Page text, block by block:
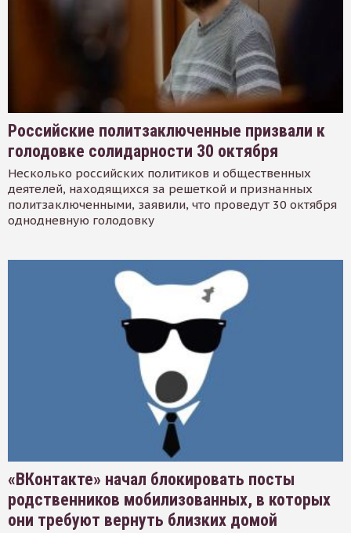
Российские политзаключенные призвали к
голодовке солидарности 30 октября
Несколько российских политиков и общественных
деятелей, находящихся за решеткой и признанных
политзаключенными, заявили, что проведут 30 октября
однодневную голодовку
«ВКонтакте» начал блокировать посты
родственников мобилизованных, в которых
они требуют вернуть близких домой